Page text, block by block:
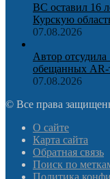
ВС оставил 16
Курскую
07.08.2026
Автор
обещанных AR-
07.08.2026
© Все права
О сайте
Карта сайта
Обратная связь
Поиск по
Политика